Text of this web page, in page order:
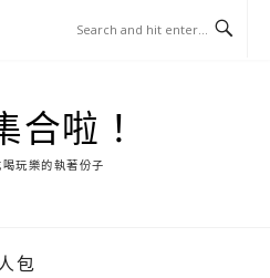
合啦！
玩樂的執著份子
包